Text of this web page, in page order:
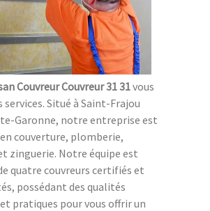
Couvreur Couvreur 31 31vous
services. Situé à Saint-Frajou
Garonne, notre entreprise est
couverture, plomberie,
zinguerie. Notre équipe est
quatre couvreurs certifiés et
possédant des qualités
pratiques pour vous offrir un